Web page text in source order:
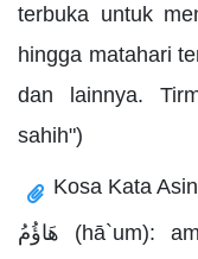
terbuka untuk
hingga matahari
dan lainnya.
sahih")
Kosa Kata
هَاؤُمُ (hā`um): ambillah/kemarilah; yakni jawaban